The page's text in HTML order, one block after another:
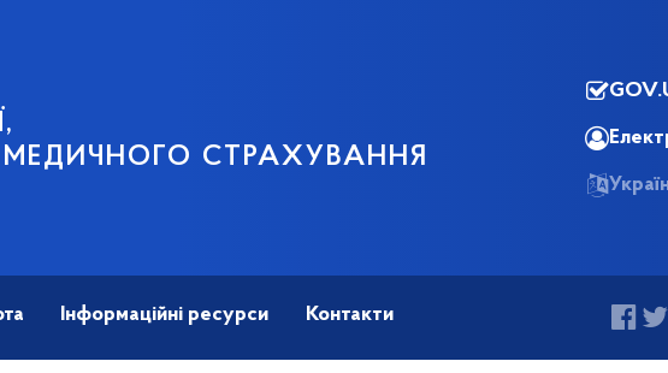
СТРАХУВАННЯ
Інформаційні ресурси Контакти